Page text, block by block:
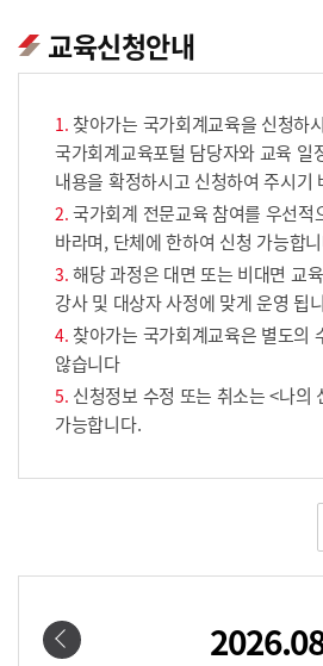
교육신청안내
찾아가는 국가회계교육을 신청하
국가회계교육포털 담당자와 교육 일
내용을 확정하시고 신청하여 주시기
국가회계 전문교육 참여를 우선적
바라며, 단체에 한하여 신청 가능합
해당 과정은 대면 또는 비대면 교
강사 및 대상자 사정에 맞게 운영 됩
찾아가는 국가회계교육은 별도의
않습니다
신청정보 수정 또는 취소는 <나의
가능합니다.